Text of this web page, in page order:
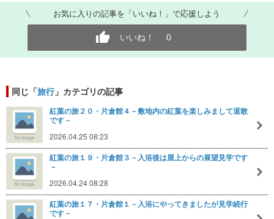
お気に入りの記事を「いいね！」で応援しよう
いいね！ 0
同じ「旅行」カテゴリの記事
紅葉の旅２０・片倉館４－敷地内の紅葉を楽しみまして退散
です－
2026.04.25 08:23
紅葉の旅１９・片倉館３－入浴後は屋上からの展望見学です
－
2026.04.24 08:28
紅葉の旅１７・片倉館１－入浴にやってきましたが見学続行
です－